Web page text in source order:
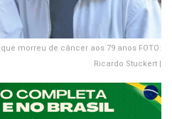
morreu de câncer aos 79 anos FOTO:
Ricardo Stuckert |